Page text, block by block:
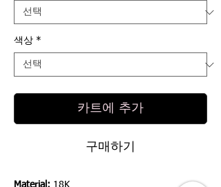
색상 *
카트에 추가
구매하기
Material: 18K